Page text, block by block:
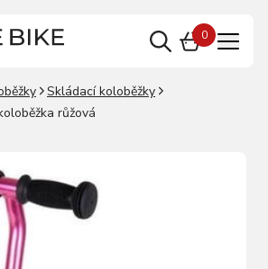
0
Skládací koloběžky
růžová